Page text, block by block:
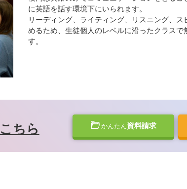
に英語を話す環境下にいられます。
リーディング、ライティング、リスニング、
めるため、生徒個人のレベルに沿ったクラスで
す。
かんたん資料請求
こちら